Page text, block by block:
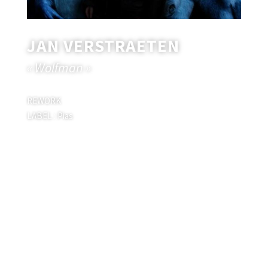
JAN VERSTRAETEN
« Wolfman »
REWORK
LABEL : Pias